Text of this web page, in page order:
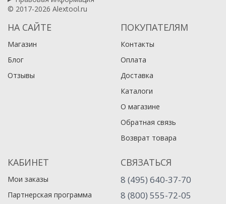
© 2017-2026 Alextool.ru
НА САЙТЕ
Магазин
Блог
Отзывы
ПОКУПАТЕЛЯМ
Контакты
Оплата
Доставка
Каталоги
О магазине
Обратная связь
Возврат товара
КАБИНЕТ
Мои заказы
Партнерская программа
СВЯЗАТЬСЯ
8 (495) 640-37-70
8 (800) 555-72-05